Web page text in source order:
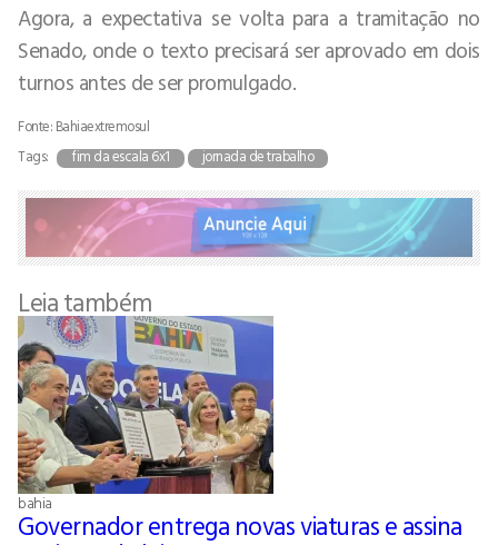
Agora, a expectativa se volta para a tramitação no
Senado, onde o texto precisará ser aprovado em dois
turnos antes de ser promulgado.
Fonte: Bahiaextremosul
Tags:
fim da escala 6x1 jornada de trabalho
Leia também
bahia
Governador entrega novas viaturas e assina